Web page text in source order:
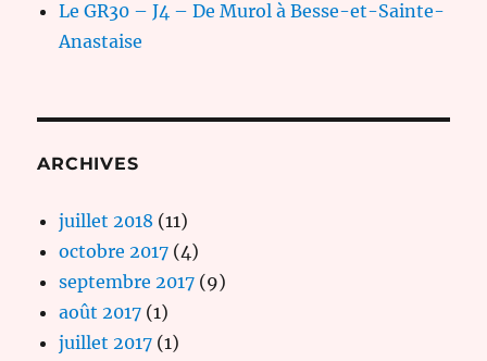
Le GR30 – J4 – De Murol à Besse-et-Sainte-
Anastaise
ARCHIVES
juillet 2018 (11)
octobre 2017 (4)
septembre 2017 (9)
août 2017 (1)
juillet 2017 (1)